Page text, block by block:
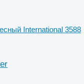
International 3588